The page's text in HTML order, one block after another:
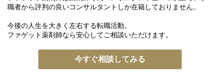
職者から評判の良いコンサルタントしか在籍しておりません。
今後の人生を大きく左右する転職活動。
ファゲット薬剤師なら安心してご相談いただけます。
今すぐ相談してみる